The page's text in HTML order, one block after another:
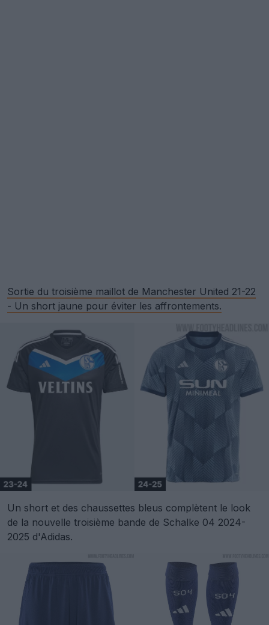
Sortie du troisième maillot de Manchester United 21-22
- Un short jaune pour éviter les affrontements.
Un short et des chaussettes bleus complètent le look
de la nouvelle troisième bande de Schalke 04 2024-
2025 d'Adidas.